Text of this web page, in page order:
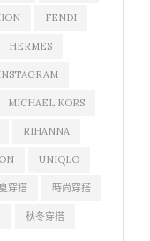
FENDI
HERMES
MICHAEL KORS
RIHANNA
UNIQLO
穿搭 時尚穿搭
秋冬穿搭